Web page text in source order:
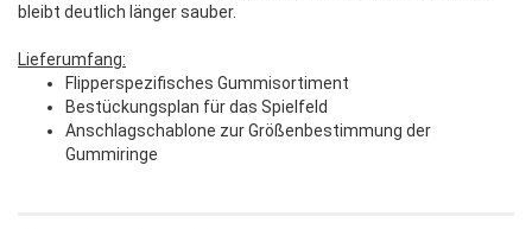
bleibt deutlich länger sauber.
Lieferumfang:
Flipperspezifisches Gummisortiment
Bestückungsplan für das Spielfeld
Anschlagschablone zur Größenbestimmung der
Gummiringe